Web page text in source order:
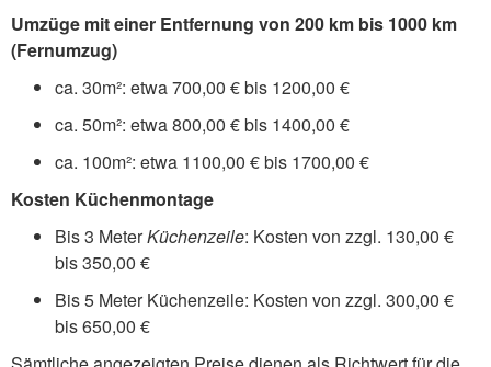
Umzüge mit einer Entfernung von 200 km bis 1000 km
(Fernumzug)
ca. 30m²: etwa 700,00 € bis 1200,00 €
ca. 50m²: etwa 800,00 € bis 1400,00 €
ca. 100m²: etwa 1100,00 € bis 1700,00 €
Kosten Küchenmontage
Bis 3 MeterKüchenzeile: Kosten von zzgl. 130,00 €
bis 350,00 €
Bis 5 Meter Küchenzeile: Kosten von zzgl. 300,00 €
bis 650,00 €